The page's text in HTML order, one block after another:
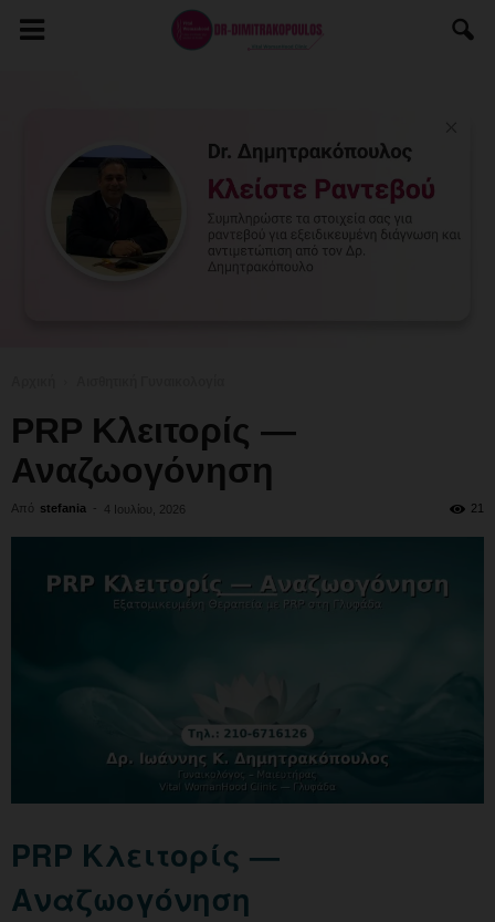
PRP Κλειτορίς —
Αναζωογόνηση
Από stefania - 4 Ιουλίου, 2026 21
PRP Κλειτορίς —
Αναζωογόνηση